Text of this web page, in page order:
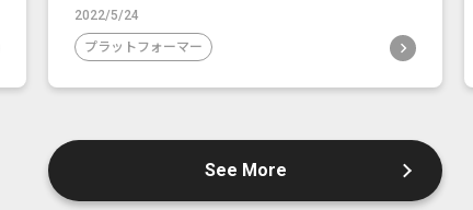
2022/5/24
プラットフォーマー
See More